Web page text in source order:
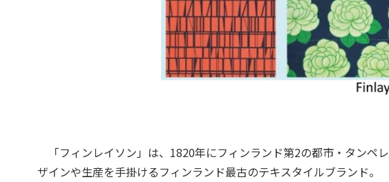
「フィンレイソン」は、1820年にフィンランド第2の都市・タンペ
ザインや生産を手掛けるフィンランド最古のテキスタイルブランド。